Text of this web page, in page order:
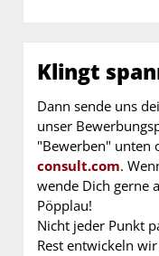
Klingt
Dann sende uns
unser
"Bewerben" unten
consult.com.
wende Dich gerne
Pöpplau!
Nicht jeder Punkt
Rest entwickeln